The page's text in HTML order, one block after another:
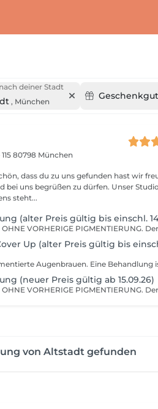
deiner Stadt
, München
80798 München
begrüßen zu dürfen. Unser Studio im
steht...
(alter Preis gültig bis einschl.
Up (alter Preis gültig bis
(neuer Preis gültig ab 15.09.26)
von Altstadt gefunden